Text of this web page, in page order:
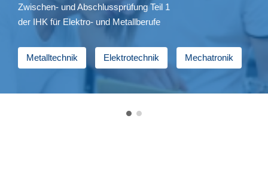
Zwischen- und Abschlussprüfung Teil 1
der IHK für Elektro- und Metallberufe
Metalltechnik Elektrotechnik Mechatronik